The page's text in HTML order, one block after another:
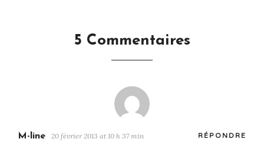
5 Commentaires
M-line 20 février 2013 at 10 h 37 min RÉPONDRE